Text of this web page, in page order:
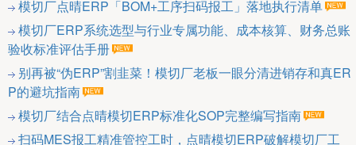
模切厂点晴ERP「BOM+工序扫码报工」落地执行清单
模切厂ERP系统选型与行业专属功能、成本核算、财务总账
验收标准评估手册
别再被“伪ERP”割韭菜！模切厂老板一眼分清进销存和真ER
P的避坑指南
模切厂结合点晴模切ERP标准化SOP完整编写指南
扫码MES报工精准管控工时，点晴模切ERP破解模切厂工